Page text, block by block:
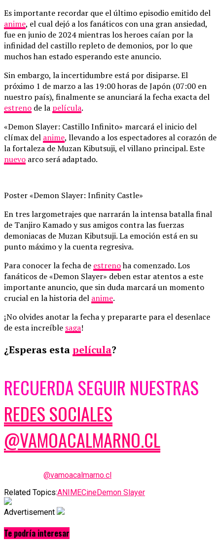
Es importante recordar que el último episodio emitido del
anime, el cual dejó a los fanáticos con una gran ansiedad,
fue en junio de 2024 mientras los heroes caían por la
infinidad del castillo repleto de demonios, por lo que
muchos han estado esperando este anuncio.
Sin embargo, la incertidumbre está por disiparse. El
próximo 1 de marzo a las 19:00 horas de Japón (07:00 en
nuestro país), finalmente se anunciará la fecha exacta del
estreno de la película.
«Demon Slayer: Castillo Infinito» marcará el inicio del
clímax del anime, llevando a los espectadores al corazón de
la fortaleza de Muzan Kibutsuji, el villano principal. Este
nuevo arco será adaptado.
Poster «Demon Slayer: Infinity Castle»
En tres largometrajes que narrarán la intensa batalla final
de Tanjiro Kamado y sus amigos contra las fuerzas
demoniacas de Muzan Kibutsuji. La emoción está en su
punto máximo y la cuenta regresiva.
Para conocer la fecha de estrenoha comenzado. Los
fanáticos de «Demon Slayer» deben estar atentos a este
importante anuncio, que sin duda marcará un momento
crucial en la historia del anime.
¡No olvides anotar la fecha y prepararte para el desenlace
de esta increíble saga!
¿Esperas estapelícula?
RECUERDA SEGUIR NUESTRAS
REDES SOCIALES
@VAMOACALMARNO.CL
@vamoacalmarno.cl
Related Topics:ANIMECineDemon Slayer
Advertisement
Te podría interesar